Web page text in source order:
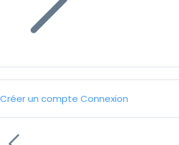
Créer un compte Connexion